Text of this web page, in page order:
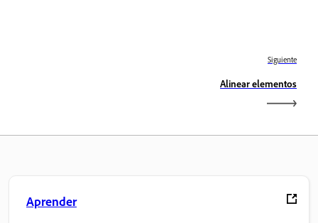
Siguiente
Alinear elementos
Aprender